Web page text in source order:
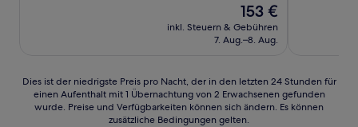
Der
Preis
beträgt
153 €
inkl. Steuern & Gebühren
7. Aug.–8. Aug.
Dies
der
Dies ist der niedrigste Preis pro Nacht, der in den letzten 24 Stunden für
einen Aufenthalt mit 1 Übernachtung von 2 Erwachsenen gefunden
wurde. Preise und Verfügbarkeiten können sich ändern. Es können
zusätzliche Bedingungen gelten.